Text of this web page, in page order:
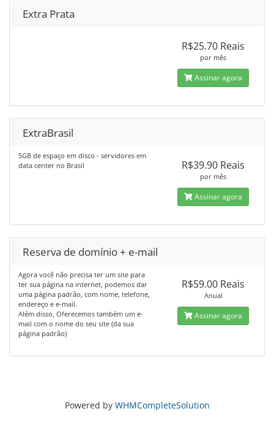
Extra Prata
R$25.70 Reais
por mês
Assinar agora
ExtraBrasil
5GB de espaço em disco - servidores em
data center no Brasil
R$39.90 Reais
por mês
Assinar agora
Reserva de domínio + e-mail
Agora você não precisa ter um site para
ter sua página na internet, podemos dar
uma página padrão, com nome, telefone,
endereço e e-mail.
Além disso, Oferecemos também um e-
mail com o nome do seu site (da sua
página padrão)
R$59.00 Reais
Anual
Assinar agora
Powered by WHMCompleteSolution